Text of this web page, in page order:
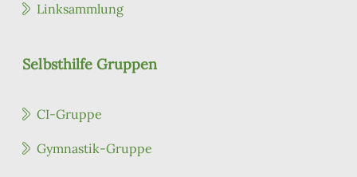
Linksammlung
Selbsthilfe Gruppen
CI-Gruppe
Gymnastik-Gruppe